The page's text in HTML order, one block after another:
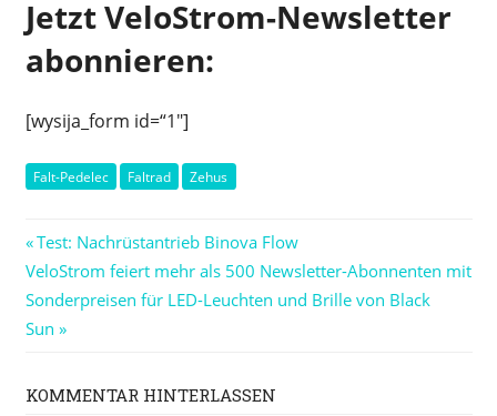
Jetzt VeloStrom-Newsletter
abonnieren:
[wysija_form id=“1″]
Falt-Pedelec Faltrad Zehus
Beitragsnavigation
Vorheriger
Beitrag:
Test: Nachrüstantrieb Binova Flow
Nächster
Beitrag:
VeloStrom feiert mehr als 500 Newsletter-Abonnenten mit
Sonderpreisen für LED-Leuchten und Brille von Black
Sun
KOMMENTAR HINTERLASSEN